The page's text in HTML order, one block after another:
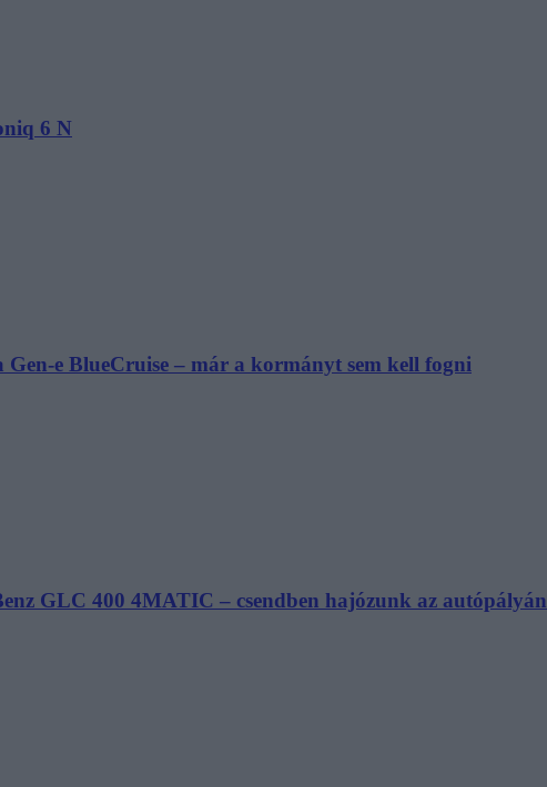
6 N
e BlueCruise – már a kormányt sem kell fogni
GLC 400 4MATIC – csendben hajózunk az autópályán